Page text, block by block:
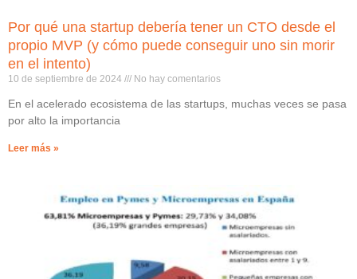
Por qué una startup debería tener un CTO desde el
propio MVP (y cómo puede conseguir uno sin morir
en el intento)
10 de septiembre de 2024 No hay comentarios
En el acelerado ecosistema de las startups, muchas veces se pasa
por alto la importancia
Leer más »